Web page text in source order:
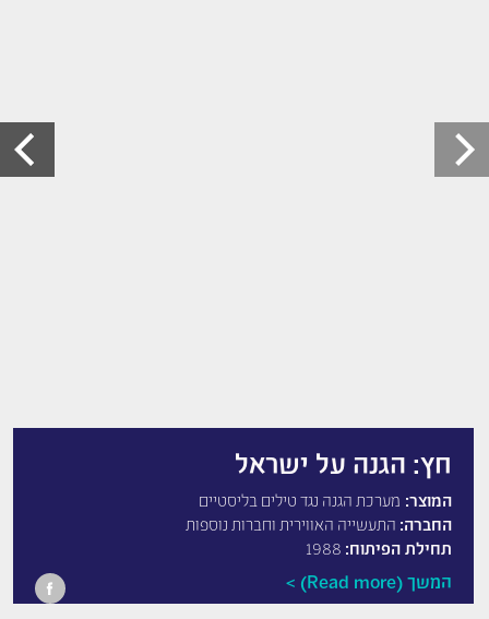
חץ: הגנה על ישראל
המוצר: מערכת הגנה נגד טילים בליסטיים
החברה: התעשייה האווירית וחברות נוספות
תחילת הפיתוח:
המשך (Read more)